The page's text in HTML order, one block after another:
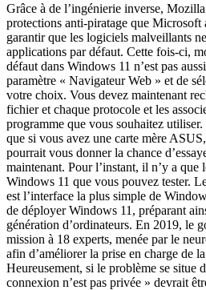
Grâce à de l’ingénierie inverse,
protections anti-piratage que Microsoft
garantir que les logiciels malveillants
applications par défaut. Cette fois-ci,
défaut dans Windows 11 n’est pas
paramètre « Navigateur Web » et de
votre choix. Vous devez maintenant
fichier et chaque protocole et les
programme que vous souhaitez
que si vous avez une carte mère
pourrait vous donner la chance
maintenant. Pour l’instant, il n’y a que
Windows 11 que vous pouvez tester.
est l’interface la plus simple de
de déployer Windows 11, préparant
génération d’ordinateurs. En 2019, le
mission à 18 experts, menée par le
afin d’améliorer la prise en charge de
Heureusement, si le problème se situe
connexion n’est pas privée » devrait